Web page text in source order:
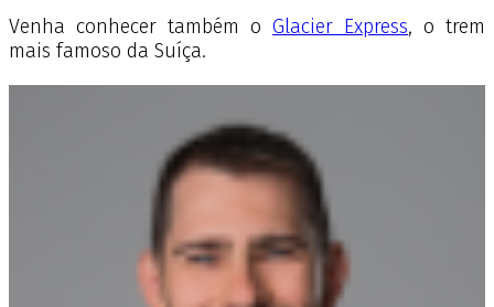
Venha conhecer também o Glacier Express, o trem
mais famoso da Suíça.